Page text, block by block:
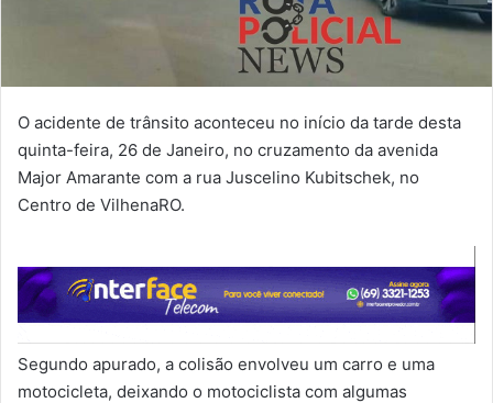
O acidente de trânsito aconteceu no início da tarde desta
quinta-feira, 26 de Janeiro, no cruzamento da avenida
Major Amarante com a rua Juscelino Kubitschek, no
Centro de VilhenaRO.
Segundo apurado, a colisão envolveu um carro e uma
motocicleta, deixando o motociclista com algumas